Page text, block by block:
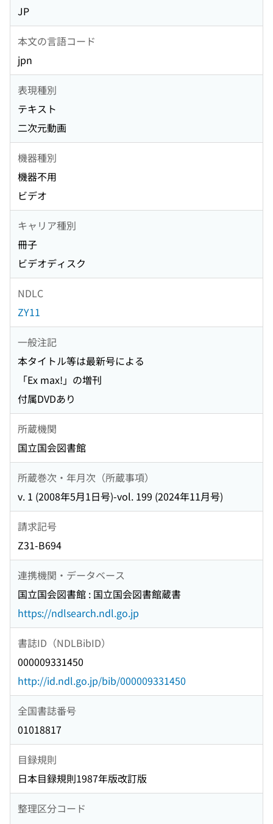
JP
本文の言語コード
jpn
表現種別
テキスト
二次元動画
機器種別
機器不用
ビデオ
キャリア種別
冊子
ビデオディスク
NDLC
ZY11
一般注記
本タイトル等は最新号による
「Ex max!」の増刊
付属DVDあり
所蔵機関
国立国会図書館
所蔵巻次・年月次（所蔵事項）
v. 1 (2008年5月1日号)-vol. 199 (2024年11月号)
請求記号
Z31-B694
連携機関・データベース
国立国会図書館 : 国立国会図書館蔵書
https://ndlsearch.ndl.go.jp
書誌ID（NDLBibID）
000009331450
http://id.ndl.go.jp/bib/000009331450
全国書誌番号
01018817
目録規則
日本目録規則1987年版改訂版
整理区分コード